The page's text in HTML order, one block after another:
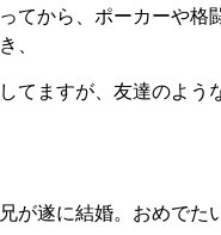
てから、ポーカーや格
、
てますが、友達のよう
が遂に結婚。おめでた